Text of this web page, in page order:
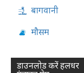
बागवानी
मौसम
डाउनलोड करें हलधर